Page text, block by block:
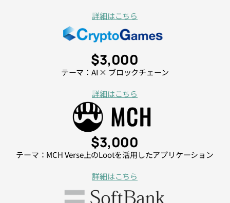
詳細はこちら
$3,000
テーマ：AI × ブロックチェーン
詳細はこちら
$3,000
テーマ：MCH Verse上のLootを活用したアプリケーション
詳細はこちら